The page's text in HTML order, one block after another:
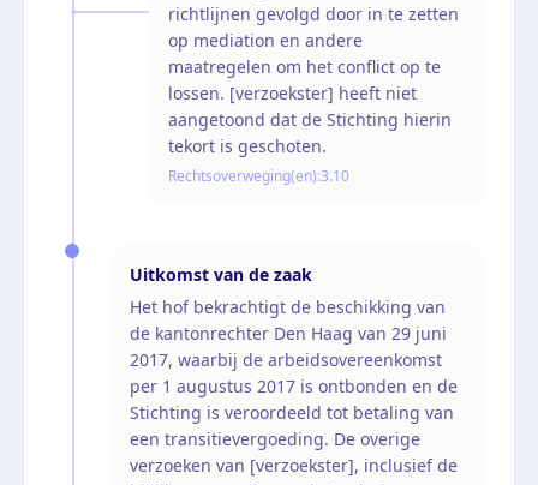
richtlijnen gevolgd door in te zetten
op mediation en andere
maatregelen om het conflict op te
lossen. [verzoekster] heeft niet
aangetoond dat de Stichting hierin
tekort is geschoten.
Rechtsoverweging(en):3.10
Uitkomst van de zaak
Het hof bekrachtigt de beschikking van
de kantonrechter Den Haag van 29 juni
2017, waarbij de arbeidsovereenkomst
per 1 augustus 2017 is ontbonden en de
Stichting is veroordeeld tot betaling van
een transitievergoeding. De overige
verzoeken van [verzoekster], inclusief de